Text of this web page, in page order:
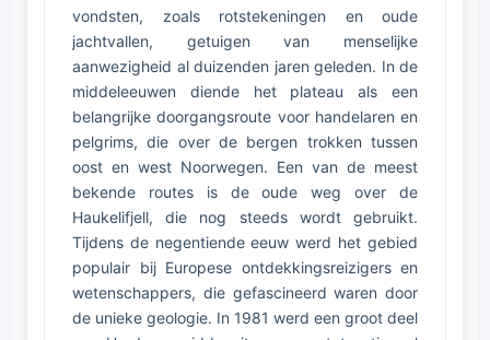
vondsten, zoals rotstekeningen en oude
jachtvallen, getuigen van menselijke
aanwezigheid al duizenden jaren geleden. In de
middeleeuwen diende het plateau als een
belangrijke doorgangsroute voor handelaren en
pelgrims, die over de bergen trokken tussen
oost en west Noorwegen. Een van de meest
bekende routes is de oude weg over de
Haukelifjell, die nog steeds wordt gebruikt.
Tijdens de negentiende eeuw werd het gebied
populair bij Europese ontdekkingsreizigers en
wetenschappers, die gefascineerd waren door
de unieke geologie. In 1981 werd een groot deel